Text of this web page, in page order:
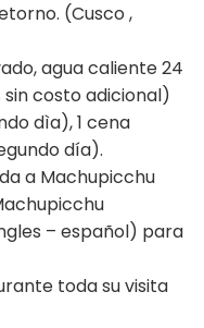
(Cusco ,
agua caliente 24
costo adicional)
dìa), 1 cena
día).
a Machupicchu
– español) para
toda su visita